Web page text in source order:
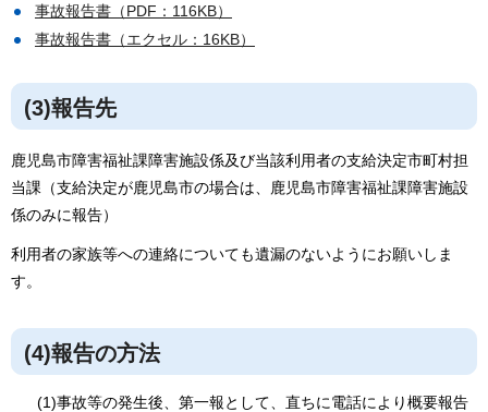
事故報告書（PDF：116KB）
事故報告書（エクセル：16KB）
(3)報告先
鹿児島市障害福祉課障害施設係及び当該利用者の支給決定市町村担
当課（支給決定が鹿児島市の場合は、鹿児島市障害福祉課障害施設
係のみに報告）
利用者の家族等への連絡についても遺漏のないようにお願いしま
す。
(4)報告の方法
(1)事故等の発生後、第一報として、直ちに電話により概要報告